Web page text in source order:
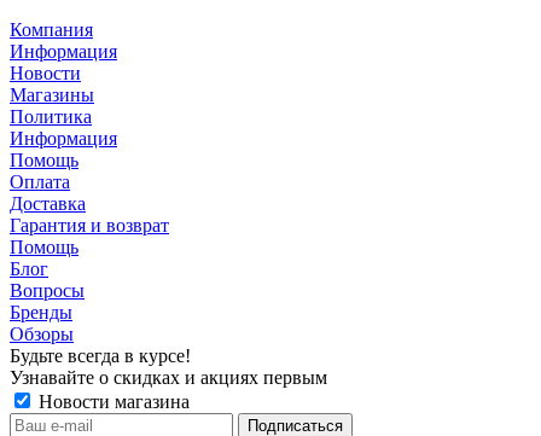
Компания
Информация
Новости
Магазины
Политика
Информация
Помощь
Оплата
Доставка
Гарантия и возврат
Помощь
Блог
Вопросы
Бренды
Обзоры
Будьте всегда в курсе!
Узнавайте о скидках и акциях первым
Новости магазина